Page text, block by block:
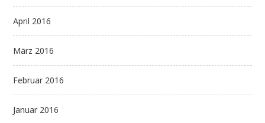
April 2016
März 2016
Februar 2016
Januar 2016